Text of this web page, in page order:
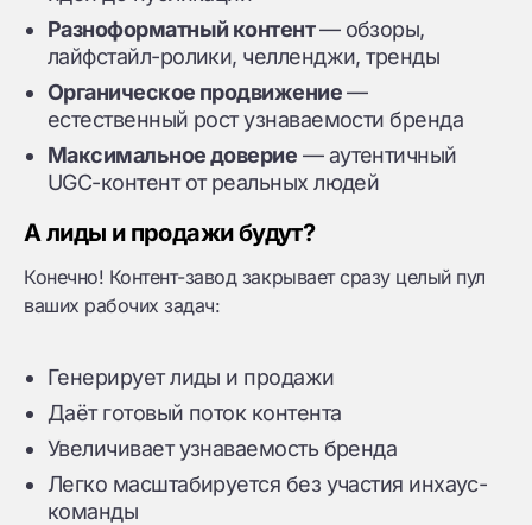
Разноформатный контент— обзоры,
лайфстайл-ролики, челленджи, тренды
Органическое продвижение—
естественный рост узнаваемости бренда
Максимальное доверие — аутентичный
UGC-контент от реальных людей
А лиды и продажи будут?
Конечно! Контент-завод закрывает сразу целый пул
ваших рабочих задач:
Генерирует лиды и продажи
Даёт готовый поток контента
Увеличивает узнаваемость бренда
Легко масштабируется без участия инхаус-
команды